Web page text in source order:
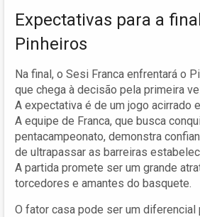
Expectativas para a
Pinheiros
Na final, o Sesi Franca enfrentará o
que chega à decisão pela primeira
A expectativa é de um jogo acirrado
A equipe de Franca, que busca
pentacampeonato, demonstra
de ultrapassar as barreiras
A partida promete ser um grande
torcedores e amantes do basquete.
O fator casa pode ser um diferencial